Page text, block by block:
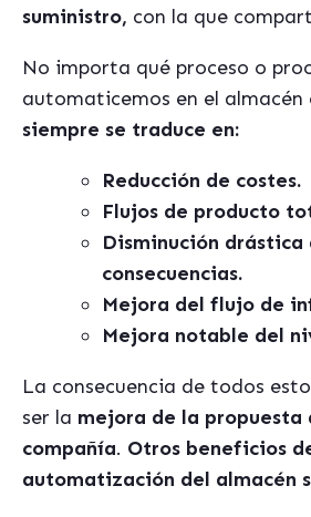
suministro, con la que
No importa qué proceso o
automaticemos en el almacén
siempre se traduce en:
Reducción de costes.
Flujos de producto
Disminución drástica
consecuencias.
Mejora del flujo de
Mejora notable del
La consecuencia de todos
ser la mejora de la propuesta
compañía. Otros beneficios
automatización del almacén